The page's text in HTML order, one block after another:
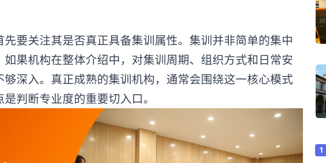
关注其是否真正具备集训属性。集训并非简单的集中
果机构在整体介绍中，对集训周期、组织方式和日常安
深入。真正成熟的集训机构，通常会围绕这一核心模式
判断专业度的重要切入口。
1